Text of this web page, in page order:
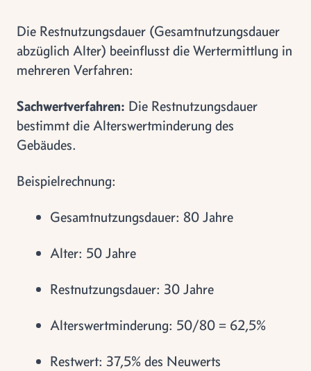
Die Restnutzungsdauer (Gesamtnutzungsdauer
abzüglich Alter) beeinflusst die Wertermittlung in
mehreren Verfahren:
Sachwertverfahren: Die Restnutzungsdauer
bestimmt die Alterswertminderung des
Gebäudes.
Beispielrechnung:
Gesamtnutzungsdauer: 80 Jahre
Alter: 50 Jahre
Restnutzungsdauer: 30 Jahre
Alterswertminderung: 50/80 = 62,5%
Restwert: 37,5% des Neuwerts